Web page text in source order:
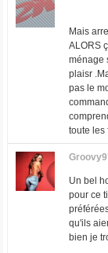
Mais
ALORS
ménage
plaisr
pas le
toute les
Un bel
pour ce
qu'ils
bien je